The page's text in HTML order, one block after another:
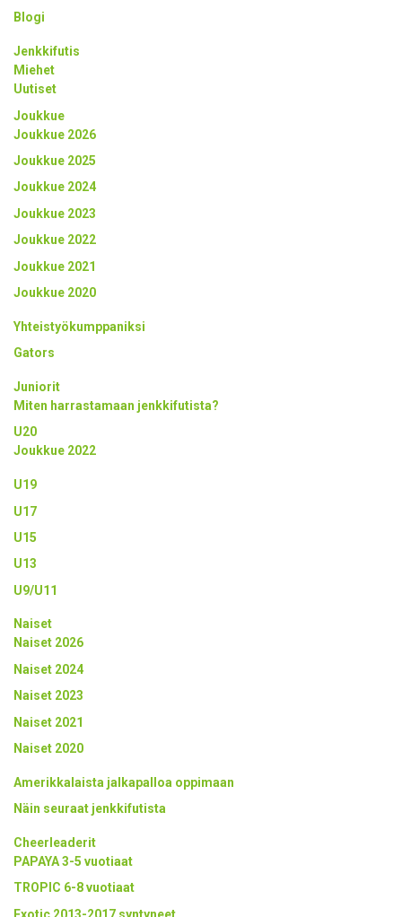
Blogi
Jenkkifutis
Miehet
Uutiset
Joukkue
Joukkue 2026
Joukkue 2025
Joukkue 2024
Joukkue 2023
Joukkue 2022
Joukkue 2021
Joukkue 2020
Yhteistyökumppaniksi
Gators
Juniorit
Miten harrastamaan jenkkifutista?
U20
Joukkue 2022
U19
U17
U15
U13
U9/U11
Naiset
Naiset 2026
Naiset 2024
Naiset 2023
Naiset 2021
Naiset 2020
Amerikkalaista jalkapalloa oppimaan
Näin seuraat jenkkifutista
Cheerleaderit
PAPAYA 3-5 vuotiaat
TROPIC 6-8 vuotiaat
Exotic 2013-2017 syntyneet